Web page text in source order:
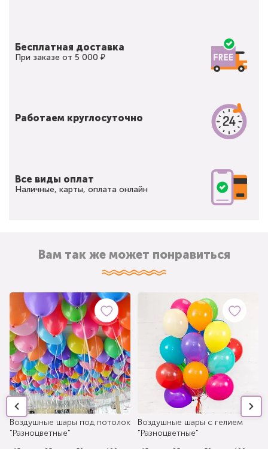
Бесплатная доставка
При заказе от 5 000 ₽
Работаем круглосуточно
Все виды оплат
Наличные, карты, оплата онлайн
Вам так же может понравиться
Воздушные шары под потолок
"Разноцветные"
Воздушные шары с гелием
"Разноцветные"